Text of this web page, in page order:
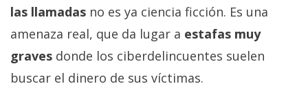
las llamadas no es ya ciencia ficción. Es una
amenaza real, que da lugar a estafas muy
graves donde los ciberdelincuentes suelen
buscar el dinero de sus víctimas.